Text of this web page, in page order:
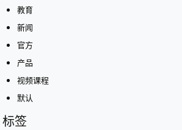
教育
新闻
官方
产品
视频课程
默认
标签